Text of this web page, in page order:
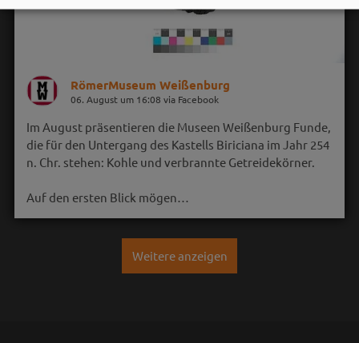
RömerMuseum Weißenburg
06. August um 16:08 via Facebook
Im August präsentieren die Museen Weißenburg Funde,
die für den Untergang des Kastells Biriciana im Jahr 254
n. Chr. stehen: Kohle und verbrannte Getreidekörner.
Auf den ersten Blick mögen…
Weitere anzeigen